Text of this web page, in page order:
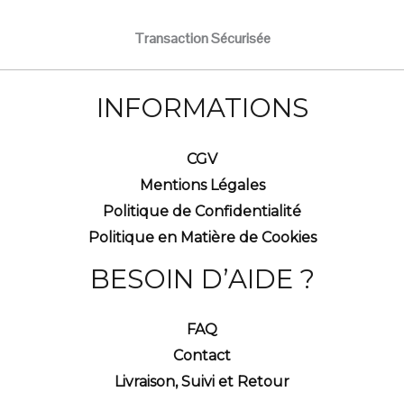
Transaction Sécurisée
INFORMATIONS
CGV
Mentions Légales
Politique de Confidentialité
Politique en Matière de Cookies
BESOIN D’AIDE ?
FAQ
Contact
Livraison, Suivi et Retour